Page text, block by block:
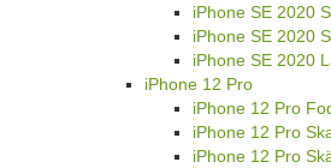
iPhone SE 2020
iPhone SE 2020
iPhone SE 2020
iPhone 12 Pro
iPhone 12 Pro
iPhone 12 Pro
iPhone 12 Pro